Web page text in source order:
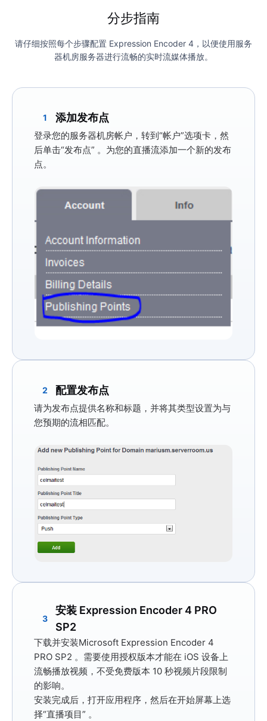
分步指南
请仔细按照每个步骤配置 Expression Encoder 4，以便使用服务
器机房服务器进行流畅的实时流媒体播放。
1 添加发布点
登录您的服务器机房帐户，转到“帐户”选项卡，然
后单击“发布点” 。为您的直播流添加一个新的发布
点。
2 配置发布点
请为发布点提供名称和标题 ，并将其类型设置为与
您预期的流相匹配。
3
安装 Expression Encoder 4 PRO
SP2
下载并安装Microsoft Expression Encoder 4
PRO SP2 。需要使用授权版本才能在 iOS 设备上
流畅播放视频，不受免费版本 10 秒视频片段限制
的影响。
安装完成后，打开应用程序，然后在开始屏幕上选
择“直播项目” 。